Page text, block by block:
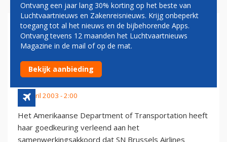
SN BRUSSELS EN AMERICAN
VANAF 7 MEI IN CODESHARE
NAAR DE STATES
29 april 2003 - 2:00
Het Amerikaanse Department of Transportation heeft
haar goedkeuring verleend aan het
samenwerkingsakkoord dat SN Brussels Airlines
Ontvang een jaar lang 30% korting op het beste van
Luchtvaartnieuws en Zakenreisnieuws. Krijg onbeperkt
toegang tot al het nieuws en de bijbehorende Apps.
Ontvang tevens 12 maanden het Luchtvaartnieuws
Magazine in de mail of op de mat.
Bekijk aanbieding